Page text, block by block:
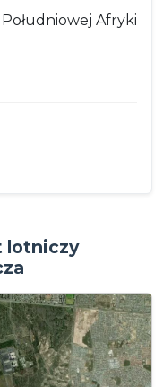
Afryki
lotniczy